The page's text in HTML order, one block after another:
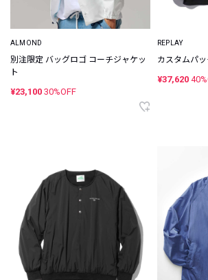
ALMOND
別注限定 バッグロゴ コーチジャケッ
ト
¥23,100 30%OFF
REPLAY
カスタムパ
¥37,620